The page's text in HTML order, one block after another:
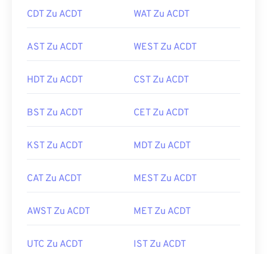
CDT Zu ACDT WAT Zu ACDT
AST Zu ACDT WEST Zu ACDT
HDT Zu ACDT CST Zu ACDT
BST Zu ACDT CET Zu ACDT
KST Zu ACDT MDT Zu ACDT
CAT Zu ACDT MEST Zu ACDT
AWST Zu ACDT MET Zu ACDT
UTC Zu ACDT IST Zu ACDT